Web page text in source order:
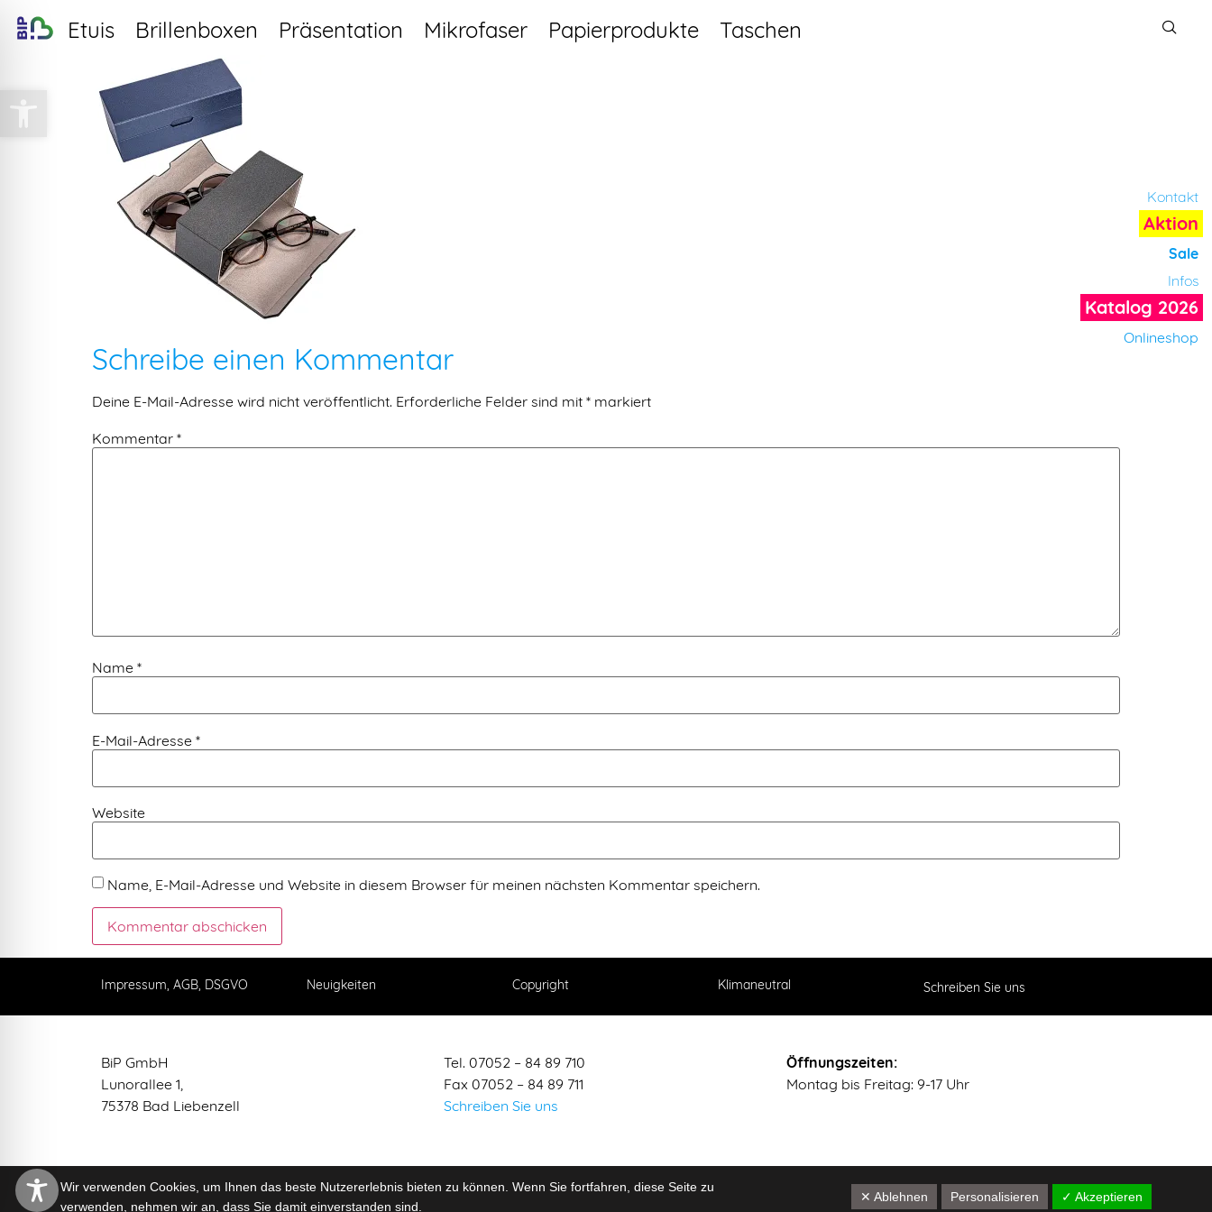
Etuis Brillenboxen Präsentation Mikrofaser Papierprodukte Taschen
Kontakt
Aktion
Sale
Infos
Katalog 2026
Onlineshop
Schreibe einen Kommentar
Deine E-Mail-Adresse wird nicht veröffentlicht. Erforderliche Felder sind mit * markiert
Kommentar *
Name *
E-Mail-Adresse *
Website
Name, E-Mail-Adresse und Website in diesem Browser für meinen nächsten Kommentar speichern.
Impressum, AGB, DSGVO Neuigkeiten Copyright Klimaneutral Schreiben Sie uns
BiP GmbH
Lunorallee 1,
75378 Bad Liebenzell
Tel. 07052 – 84 89 710
Fax 07052 – 84 89 711
Schreiben Sie uns
Öffnungszeiten:
Montag bis Freitag: 9-17 Uhr
Wir verwenden Cookies, um Ihnen das beste Nutzererlebnis bieten zu können. Wenn Sie fortfahren, diese Seite zu
verwenden, nehmen wir an, dass Sie damit einverstanden sind.
✓ Akzeptieren
Personalisieren
✕ Ablehnen